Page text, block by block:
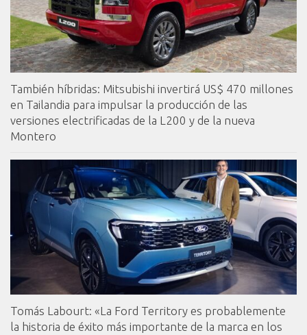
También híbridas: Mitsubishi invertirá US$ 470 millones
en Tailandia para impulsar la producción de las
versiones electrificadas de la L200 y de la nueva
Montero
Tomás Labourt: «La Ford Territory es probablemente
la historia de éxito más importante de la marca en los